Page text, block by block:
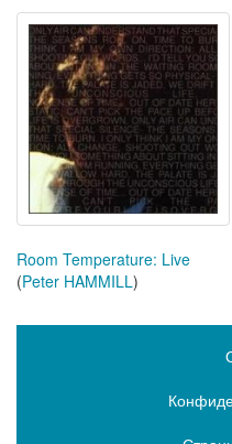
Room Temperature: Live
(Peter HAMMILL)